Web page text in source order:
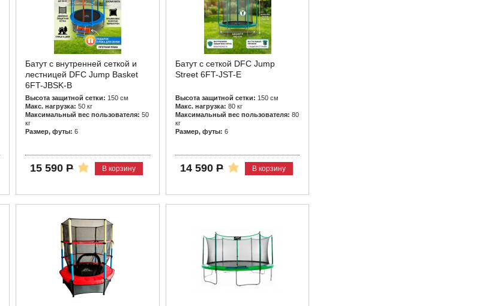
Батут с внутренней сеткой и
лестницей DFC Jump Basket
6FT-JBSK-B
Высота защитной сетки: 150 см
Макс. нагрузка: 50 кг
Максимальный вес пользователя: 50
кг
Размер, футы: 6
15 590Р В корзину
Батут с сеткой DFC Jump
Street 6FT-JST-E
Высота защитной сетки: 150 см
Макс. нагрузка: 80 кг
Максимальный вес пользователя: 80
кг
Размер, футы: 6
14 590Р В корзину